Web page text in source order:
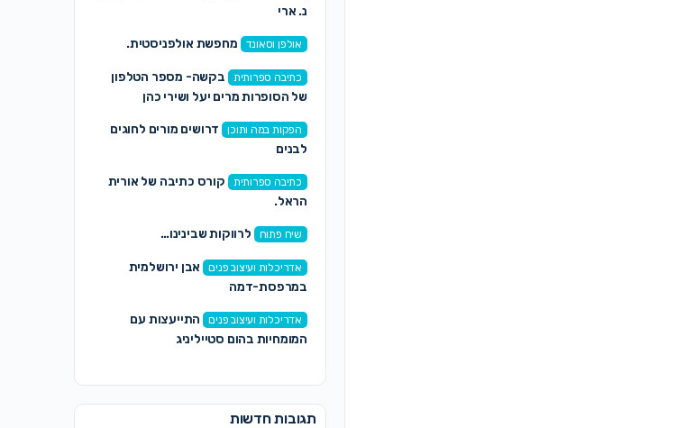
נ. ארי
אולפן וסאונד מחפשת אולפניסטית.
כתיבה ספרותית
בקשה- מספר הטלפון
של הסופרות מרים יעל ושירי כהן
הפקות במה ותוכן
דרושים מורים לחוגים
לבנים
כתיבה ספרותית
קורס כתיבה של אורית
הראל.
שיח פתוח לרווקות שבינינו…
אדריכלות ועיצוב פנים
אבן ירושלמית
במרפסת-דמה
אדריכלות ועיצוב פנים
התייעצות עם
המומחיות בהום סטייליניג
תגובות חדשות